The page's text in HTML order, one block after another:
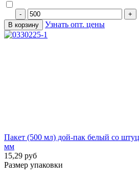
Узнать опт. цены
Пакет (500 мл) дой-пак белый со
мм
15,29 руб
Размер упаковки